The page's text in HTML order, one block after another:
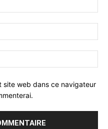
site web dans ce navigateur